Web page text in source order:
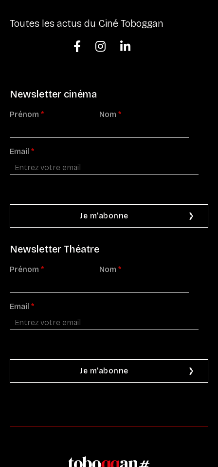
Toutes les actus du Ciné Toboggan

 
Newsletter cinéma
Prénom * Nom *
Email *
Newsletter Théatre
Prénom * Nom *
Email *